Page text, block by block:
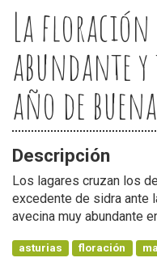
La
abundante
año de
Descripción
Los lagares cruzan los
excedente de sidra ante
avecina muy abundante
asturias floración